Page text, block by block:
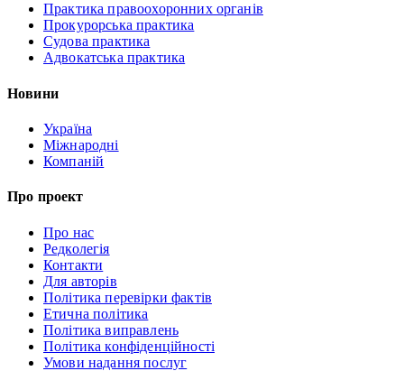
Практика правоохоронних органів
Прокурорська практика
Судова практика
Адвокатська практика
Новини
Україна
Міжнародні
Компаній
Про проект
Про нас
Редколегія
Контакти
Для авторів
Політика перевірки фактів
Етична політика
Політика виправлень
Політика конфіденційності
Умови надання послуг